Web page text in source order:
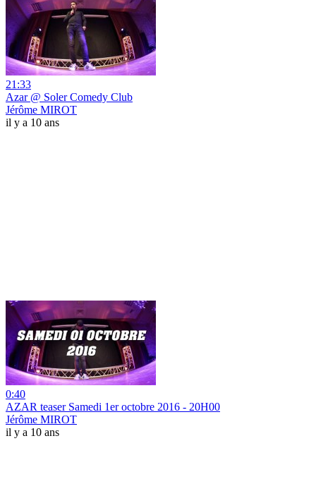
21:33
Azar @ Soler Comedy Club
Jérôme MIROT
il y a 10 ans
0:40
AZAR teaser Samedi 1er octobre 2016 - 20H00
Jérôme MIROT
il y a 10 ans